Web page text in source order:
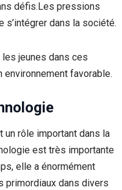
défis.Les pressions
s’intégrer dans la société.
jeunes dans ces
favorable.
un rôle important dans la
est très importante
elle a énormément
primordiaux dans divers